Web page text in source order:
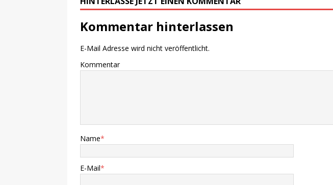
Kommentar hinterlassen
E-Mail Adresse wird nicht veröffentlicht.
Kommentar
Name*
E-Mail*